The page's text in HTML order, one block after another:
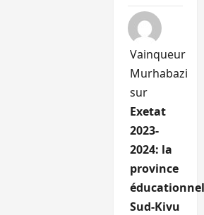
Vainqueur
Murhabazi
sur
Exetat
2023-
2024: la
province
Sud-Kivu